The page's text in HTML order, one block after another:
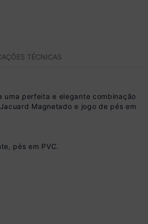
TÉCNICAS
uma perfeita e elegante combinação
Magnetado e jogo de pés em
pés em PVC.